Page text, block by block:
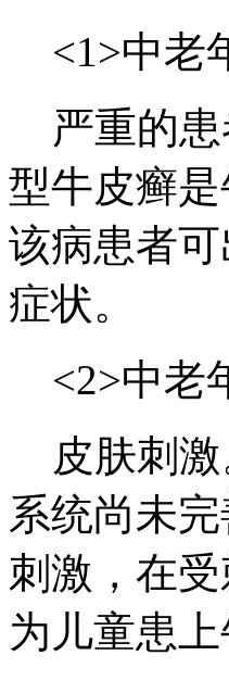
<1>中老
严重的患
型牛皮癣
该病患者
症状。
<2>中老
皮肤刺激
系统尚未
刺激，在
为儿童患